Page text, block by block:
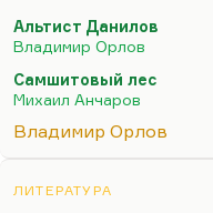
публикации
напечатан
Анчарова и
Почему и какие были
детские. Я
Альтист Данилов
Владимир Орлов
Самшитовый лес
Михаил Анчаров
Владимир Орлов
ЛИТЕРАТУРА